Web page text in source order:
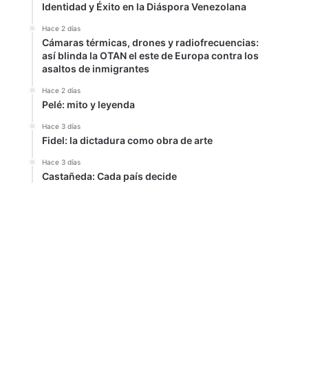
Identidad y Éxito en la Diáspora Venezolana
Hace 2 días
Cámaras térmicas, drones y radiofrecuencias:
así blinda la OTAN el este de Europa contra los
asaltos de inmigrantes
Hace 2 días
Pelé: mito y leyenda
Hace 3 días
Fidel: la dictadura como obra de arte
Hace 3 días
Castañeda: Cada país decide